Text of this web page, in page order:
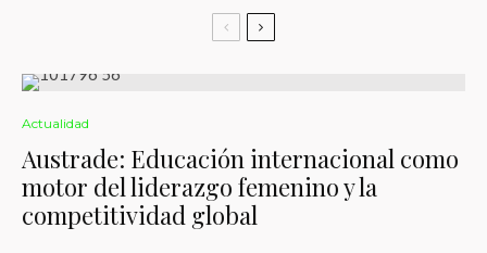
Actualidad
Austrade: Educación internacional como
motor del liderazgo femenino y la
competitividad global